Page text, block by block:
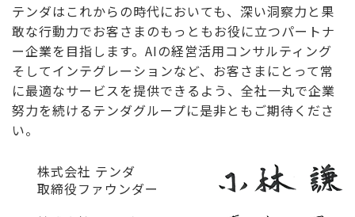
テンダはこれからの時代においても、深い洞察力と果
敢な行動力でお客さまのもっともお役に立つパートナ
ー企業を目指します。AIの経営活用コンサルティング
そしてインテグレーションなど、お客さまにとって常
に最適なサービスを提供できるよう、全社一丸で企業
努力を続けるテンダグループに是非ともご期待くださ
い。
株式会社 テンダ
取締役ファウンダー